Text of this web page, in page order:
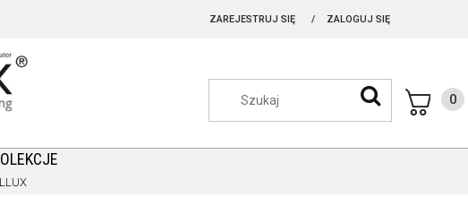
ZAREJESTRUJ SIĘ ZALOGUJ SIĘ